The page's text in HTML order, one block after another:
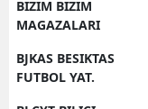
BIZIM BIZIM
MAGAZALARI
BJKAS BESIKTAS
FUTBOL YAT.